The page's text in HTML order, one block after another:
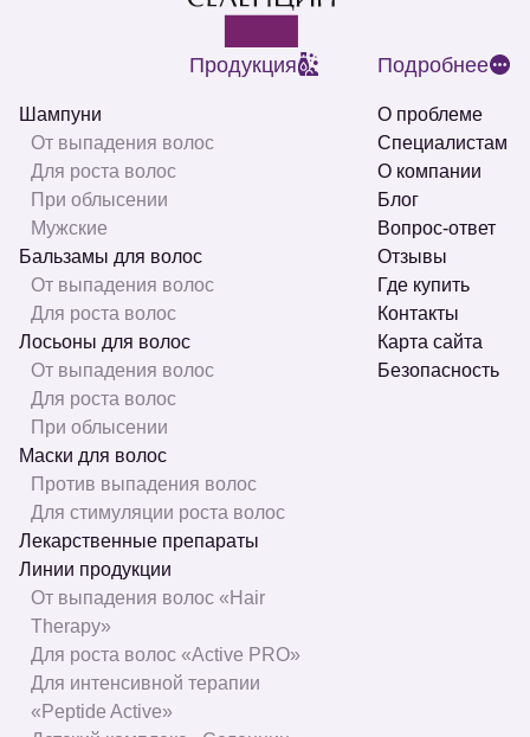
Продукция
Шампуни
От выпадения волос
Для роста волос
При облысении
Мужские
Бальзамы для волос
От выпадения волос
Для роста волос
Лосьоны для волос
От выпадения волос
Для роста волос
При облысении
Маски для волос
Против выпадения волос
Для стимуляции роста волос
Лекарственные препараты
Линии продукции
От выпадения волос «Hair
Therapy»
Для роста волос «Active PRO»
Для интенсивной терапии
«Peptide Active»
Подробнее
О проблеме
Специалистам
О компании
Блог
Вопрос-ответ
Отзывы
Где купить
Контакты
Карта сайта
Безопасность